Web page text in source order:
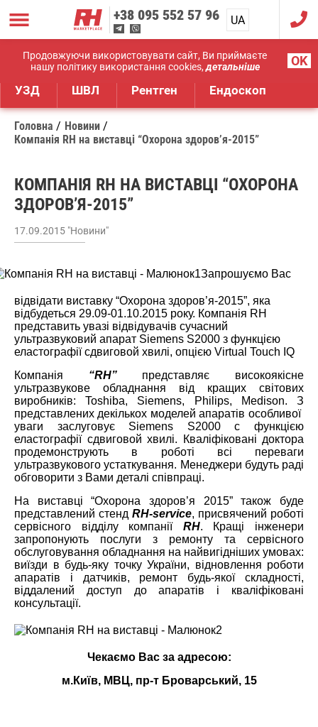
Продовжуючи використовувати сайт, Ви приймаєте
нашу політику використання cookies,детальніше OK
+38 095 552 57 96 UA
RU
Дистрибуція медичного обладнання
УЗД ШВЛ Рентген Ендоскоп
Головна
Новини
Компанія RH на виставці “Охорона здоров’я-2015”
КОМПАНІЯ RH НА ВИСТАВЦІ “ОХОРОНА
ЗДОРОВ’Я-2015”
17.09.2015 "Новини"
Запрошуємо Вас
відвідати виставку “Охорона здоров’я-2015”, яка
відбудеться 29.09-01.10.2015 року. Компанія RH
представить увазі відвідувачів сучасний
ультразвуковий апарат Siemens S2000 з функцією
еластографії сдвиговой хвилі, опцією Virtual Touch IQ
Компанія “RH”представляє високоякісне
ультразвукове обладнання від кращих світових
виробників: Toshiba, Siemens, Philips, Medison. З
представлених декількох моделей апаратів особливої ​​
уваги заслуговує Siemens S2000 c функцією
еластографії сдвиговой хвилі. Кваліфіковані доктора
продемонструють в роботі всі переваги
ультразвукового устаткування. Менеджери будуть раді
обговорити з Вами деталі співпраці.
На виставці “Охорона здоров’я 2015” також буде
представлений стенд RH-service, присвячений роботі
сервісного відділу компанії RH. Кращі інженери
запропонують послуги з ремонту та сервісного
обслуговування обладнання на найвигідніших умовах:
виїзди в будь-яку точку України, відновлення роботи
апаратів і датчиків, ремонт будь-якої складності,
віддалений доступ до апаратів і кваліфіковані
консультації.
Чекаємо Вас за адресою:
м.Київ, МВЦ, пр-т Броварський, 15